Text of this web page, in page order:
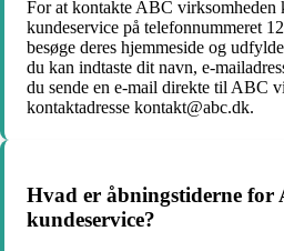
For at kontakte ABC virksomheden
kundeservice på telefonnummeret
besøge deres hjemmeside og
du kan indtaste dit navn, e-
du sende en e-mail direkte til ABC
kontaktadresse kontakt@abc.dk.
Hvad er åbningstiderne for
kundeservice?